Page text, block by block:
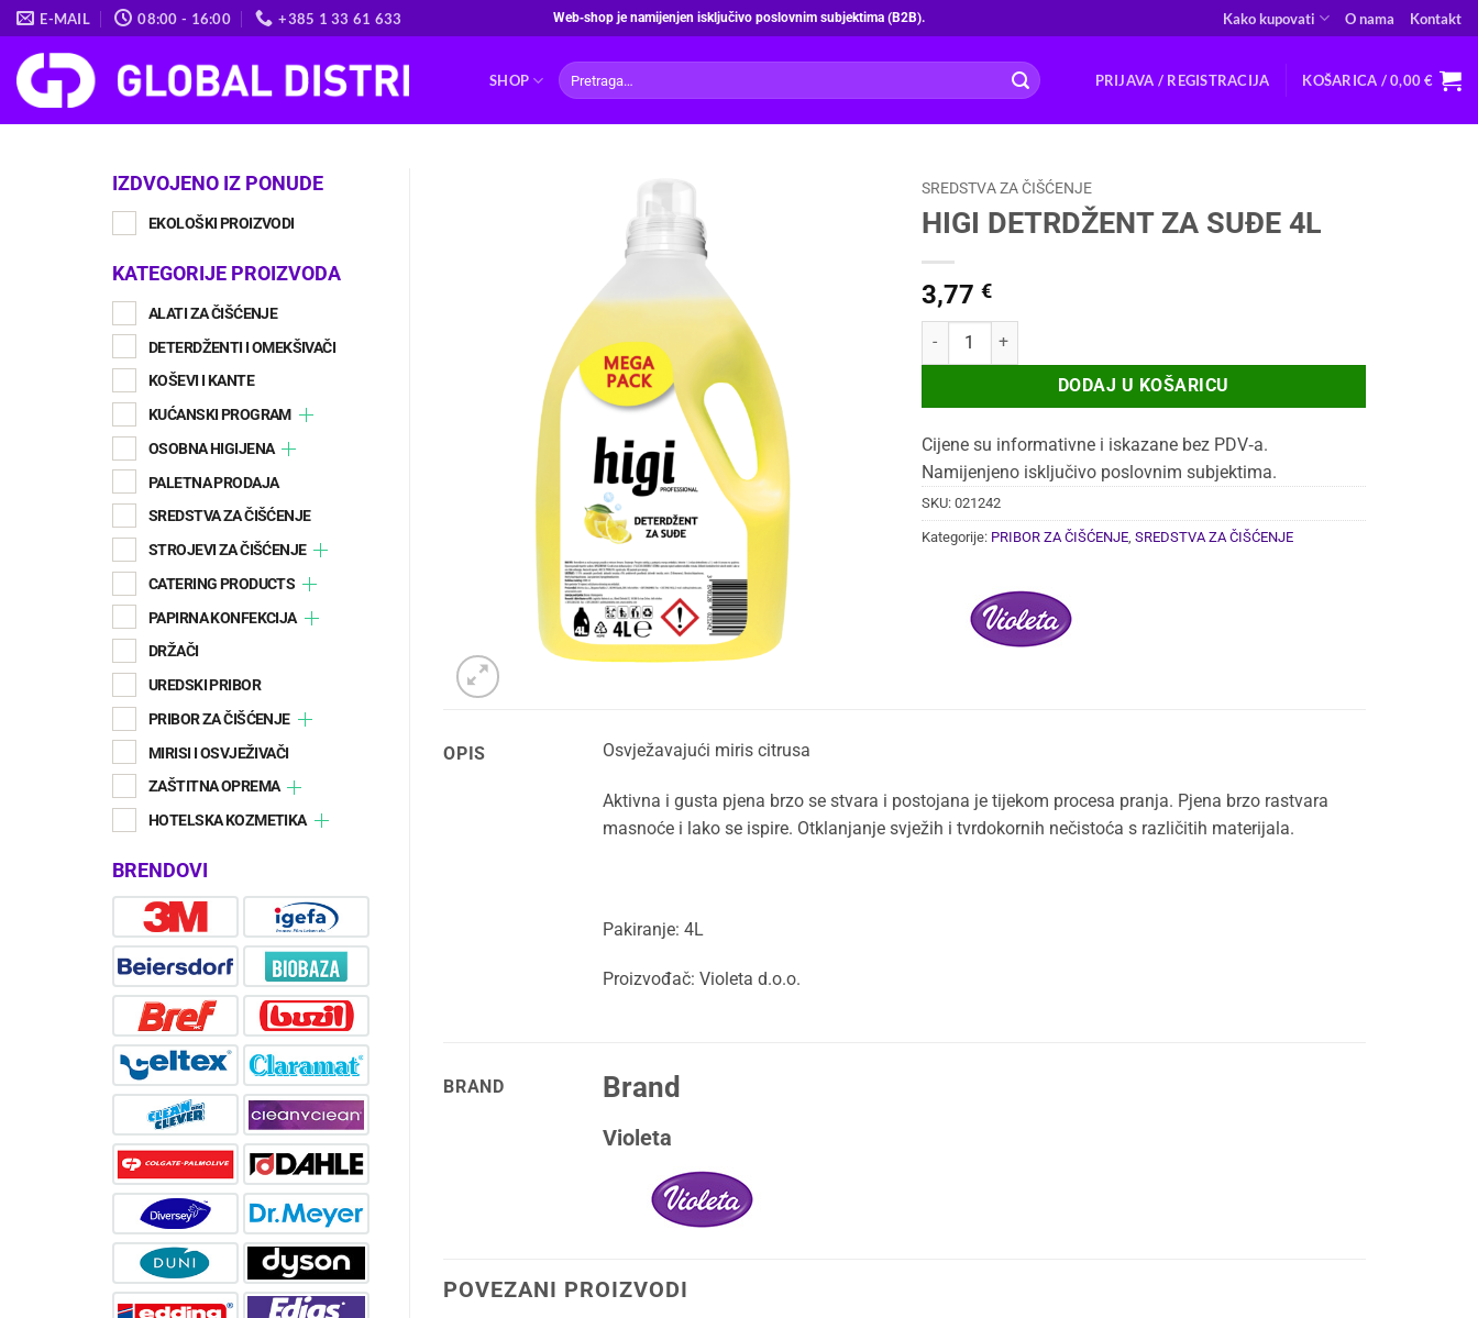
Skip
to
content
E-MAIL 08:00 - 16:00 +385 1 33 61 633 Web‑shop je namijenjen isključivo poslovnim subjektima (B2B). Kako kupovati O nama Kontakt
SHOP
Pretraži:
PRIJAVA / REGISTRACIJA KOŠARICA /0,00€
IZDVOJENO IZ PONUDE
EKOLOŠKI PROIZVODI
KATEGORIJE PROIZVODA
ALATI ZA ČIŠĆENJE
DETERDŽENTI I OMEKŠIVAČI
KOŠEVI I KANTE
KUĆANSKI PROGRAM
OSOBNA HIGIJENA
PALETNA PRODAJA
SREDSTVA ZA ČIŠĆENJE
STROJEVI ZA ČIŠĆENJE
CATERING PRODUCTS
PAPIRNA KONFEKCIJA
DRŽAČI
UREDSKI PRIBOR
PRIBOR ZA ČIŠĆENJE
MIRISI I OSVJEŽIVAČI
ZAŠTITNA OPREMA
HOTELSKA KOZMETIKA
BRENDOVI
SREDSTVA ZA ČIŠĆENJE
HIGI DETRDŽENT ZA SUĐE 4L
3,77 €
HIGI DETRDŽENT ZA SUĐE 4L količina
DODAJ U KOŠARICU
Cijene su informativne i iskazane bez PDV‑a.
Namijenjeno isključivo poslovnim subjektima.
SKU: 021242
Kategorije: PRIBOR ZA ČIŠĆENJE, SREDSTVA ZA ČIŠĆENJE
OPIS Osvježavajući miris citrusa
Aktivna i gusta pjena brzo se stvara i postojana je tijekom procesa pranja. Pjena brzo rastvara
masnoće i lako se ispire. Otklanjanje svježih i tvrdokornih nečistoća s različitih materijala.
Pakiranje: 4L
Proizvođač: Violeta d.o.o.
BRAND Brand
Violeta
POVEZANI PROIZVODI